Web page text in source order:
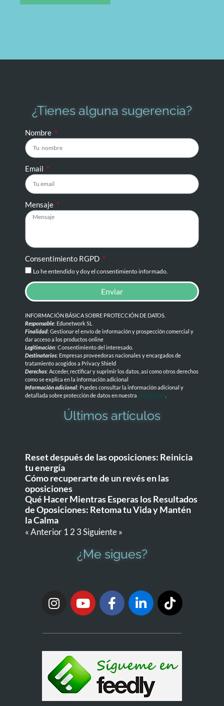
¿Tienes alguna sugerencia?
Nombre
Email
Mensaje
Consentimiento RGPD
Lo he entendido y doy el consentimiento informado.
Enviar
INFORMACIÓN BÁSICA SOBRE PROTECCIÓN DE DATOS
Responsable: Edunetwork SL
Finalidad: Gestionar el envío de información y prospección comercial y
dar acceso a los productos online
Legitimación: Consentimiento del interesado.
Destinatarios: Empresas proveedoras nacionales y encargados de
tratamiento acogidos a Privacy Shield
Derechos: Acceder, rectificar y suprimir los datos, así como otros derechos
como se explica en la información adicional
Información adicional: Puedes consultar la información adicional y
detallada sobre protección de datos en nuestra página web
Últimos artículos
Reset después de las oposiciones: Reinicia
tu energía
Cómo recuperarte de un revés en las
oposiciones
Qué Hacer Mientras Esperas los Resultados
de Oposiciones: Retoma tu Vida y Mantén
la Calma
« Anterior 1 2 3Siguiente »
¿Me sigues?